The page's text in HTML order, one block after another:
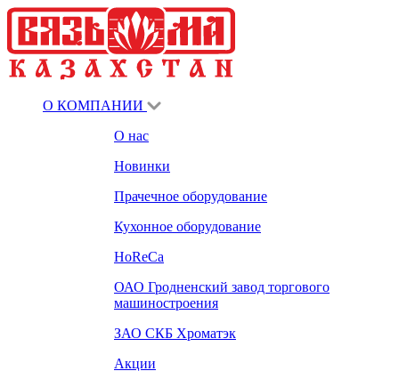
О КОМПАНИИ
О нас
Новинки
Прачечное оборудование
Кухонное оборудование
HoReCa
ОАО Гродненский завод торгового
машиностроения
ЗАО СКБ Хроматэк
Акции